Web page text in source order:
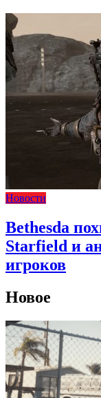
Новости
Bethesda
Starfield и
игроков
Новое